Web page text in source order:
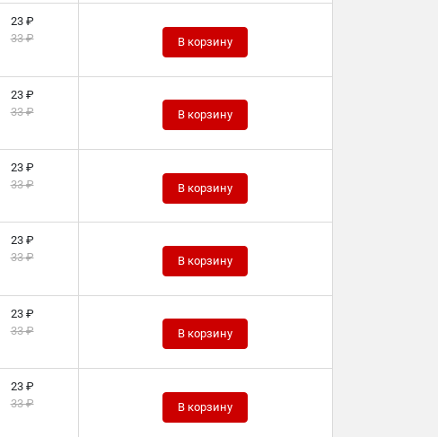
23 ₽
33 ₽
В корзину
23 ₽
33 ₽
В корзину
23 ₽
33 ₽
В корзину
23 ₽
33 ₽
В корзину
23 ₽
33 ₽
В корзину
23 ₽
33 ₽
В корзину